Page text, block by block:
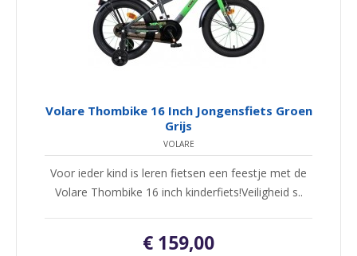
Volare Thombike 16 Inch Jongensfiets Groen
Grijs
VOLARE
Voor ieder kind is leren fietsen een feestje met de
Volare Thombike 16 inch kinderfiets!Veiligheid s..
€ 159,00